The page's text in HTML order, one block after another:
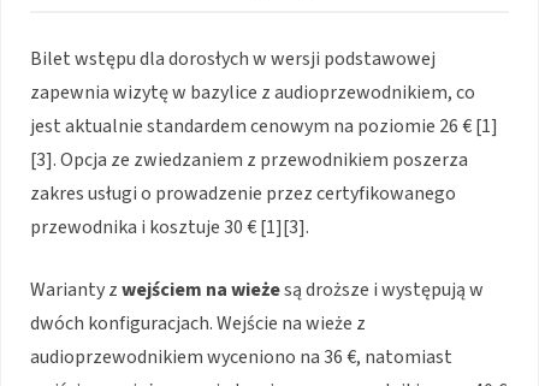
Bilet wstępu dla dorosłych w wersji podstawowej
zapewnia wizytę w bazylice z audioprzewodnikiem, co
jest aktualnie standardem cenowym na poziomie 26 € [1]
[3]. Opcja ze zwiedzaniem z przewodnikiem poszerza
zakres usługi o prowadzenie przez certyfikowanego
przewodnika i kosztuje 30 € [1][3].
Warianty zwejściem na wieżesą droższe i występują w
dwóch konfiguracjach. Wejście na wieże z
audioprzewodnikiem wyceniono na 36 €, natomiast